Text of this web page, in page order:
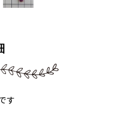
す